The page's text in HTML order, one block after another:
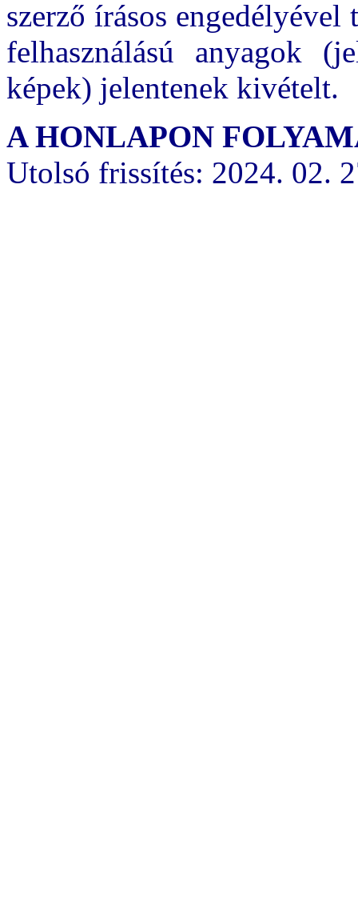
szerző írásos
felhasználású anyagok
képek) jelentenek kivételt.
A HONLAPON
Utolsó frissítés: 2024. 02.